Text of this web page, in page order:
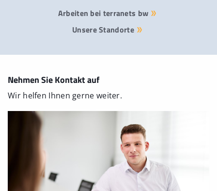
Arbeiten bei terranets bw
Unsere Standorte
Nehmen Sie Kontakt auf
Wir helfen Ihnen gerne weiter.